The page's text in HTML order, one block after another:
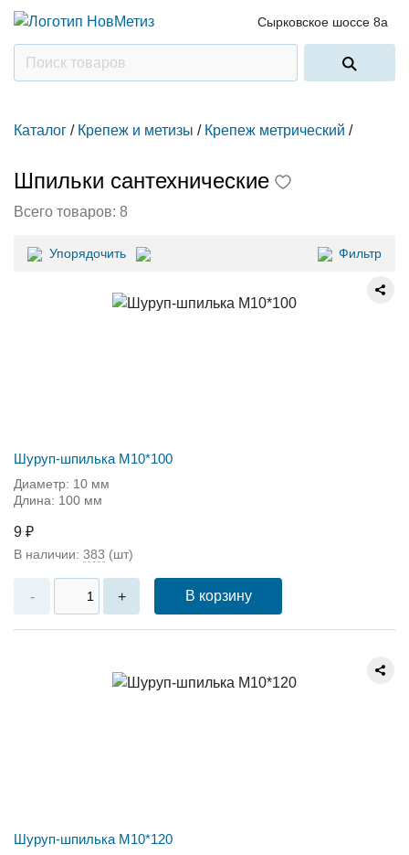
Сырковское шоссе 8а
Каталог / Крепеж и метизы / Крепеж метрический /
Шпильки сантехнические
Всего товаров: 8
Упорядочить Фильтр
Шуруп-шпилька М10*100
Диаметр: 10 мм
Длина: 100 мм
9 ₽
В наличии: 383 (шт)
- + В корзину
Шуруп-шпилька М10*120